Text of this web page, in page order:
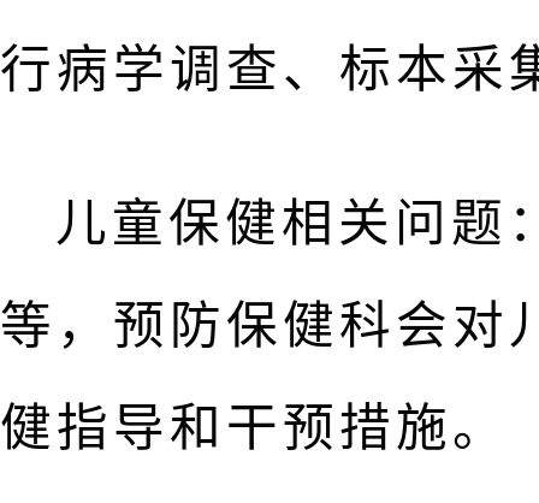
行病学调查、标本采
儿童保健相关问题
等，预防保健科会对
健指导和干预措施。